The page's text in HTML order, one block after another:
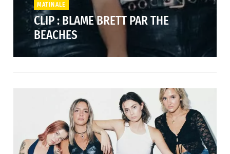
MATINALE
CLIP : BLAME BRETT PAR THE
BEACHES